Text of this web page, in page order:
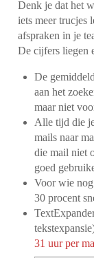
Denk je dat het
iets meer trucjes
afspraken in je
De cijfers liegen
De
aan het
maar niet
Alle tijd die
mails naar
die mail niet
goed
Voor wie
30 procent
31 uur per